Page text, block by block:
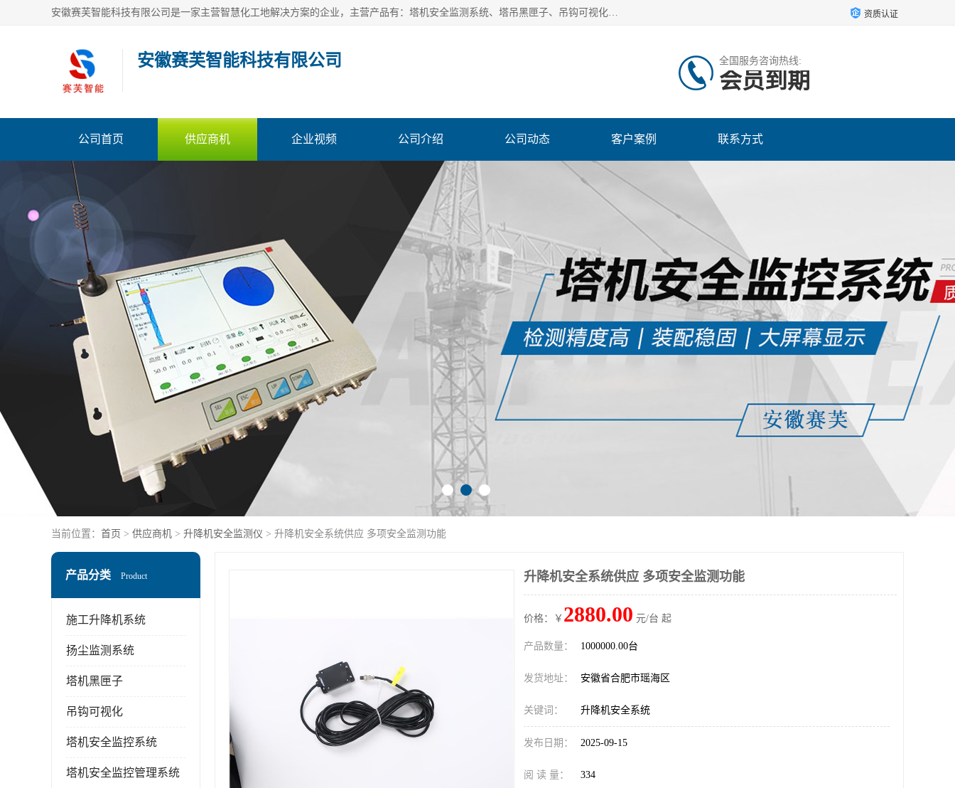
安徽赛芙智能科技有限公司是一家主营智慧化工地解决方案的企业，主营产品有：塔机安全监测系统、塔吊黑匣子、吊钩可视化、吊钩可视化系统、塔机安全监控系统、塔机黑匣子等。创建至今始终关注用户需求，为用户提供有的产品和服务。 资质认证
安徽赛芙智能科技有限公司 全国服务咨询热线:
会员到期
公司首页 供应商机 企业视频 公司介绍 公司动态 客户案例 联系方式
当前位置： 首页 > 供应商机 > 升降机安全监测仪 > 升降机安全系统供应 多项安全监测功能
产品分类 Product
施工升降机系统
扬尘监测系统
塔机黑匣子
吊钩可视化
塔机安全监控系统
塔机安全监控管理系统
升降机安全系统供应 多项安全监测功能
价格：￥ 2880.00 元/台 起
产品数量： 1000000.00台
发货地址： 安徽省合肥市瑶海区
关键词： 升降机安全系统
发布日期： 2025-09-15
阅 读 量： 334